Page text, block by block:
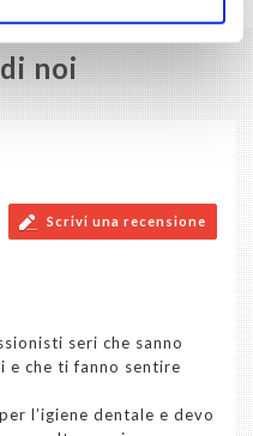
noi
Scrivi una recensione
seri che sanno
e che ti fanno sentire
l’igiene dentale e devo